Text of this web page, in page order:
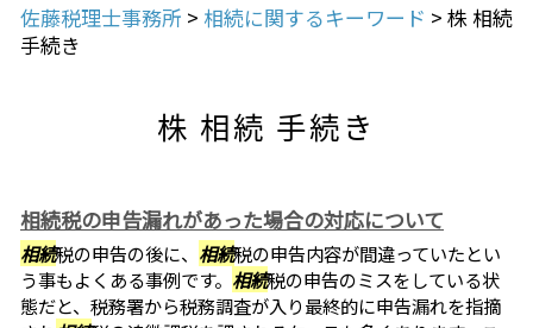
佐藤税理士事務所 > 相続に関するキーワード > 株 相続
手続き
株 相続 手続き
相続税の申告漏れがあった場合の対応について
相続税の申告の後に、 相続税の申告内容が間違っていたとい
う事もよくある事例です。 相続税の申告のミスをしている状
態だと、税務署から税務調査が入り最終的に申告漏れを指摘